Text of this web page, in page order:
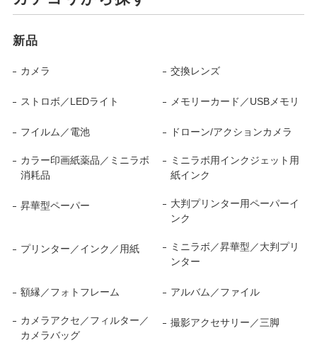
新品
カメラ 交換レンズ
ストロボ／LEDライト メモリーカード／USBメモリ
フイルム／電池 ドローン/アクションカメラ
カラー印画紙薬品／ミニラボ
消耗品
ミニラボ用インクジェット用
紙インク
昇華型ペーパー
大判プリンター用ペーパーイ
ンク
プリンター／インク／用紙
ミニラボ／昇華型／大判プリ
ンター
額縁／フォトフレーム アルバム／ファイル
カメラアクセ／フィルター／
カメラバッグ
撮影アクセサリー／三脚